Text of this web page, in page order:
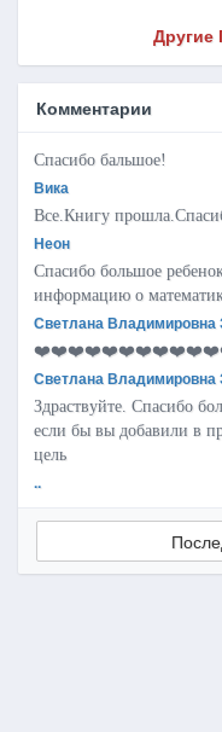
Другие
Комментарии
Спасибо бальшое!
Вика
Все.Книгу
Неон
Спасибо большое
информацию о
Светлана Владимировна
Светлана Владимировна
Здраствуйте. Спасибо
если бы вы добавили в
цель
..